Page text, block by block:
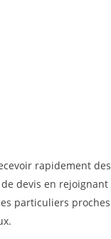
rapidement des
devis en rejoignant
particuliers proches